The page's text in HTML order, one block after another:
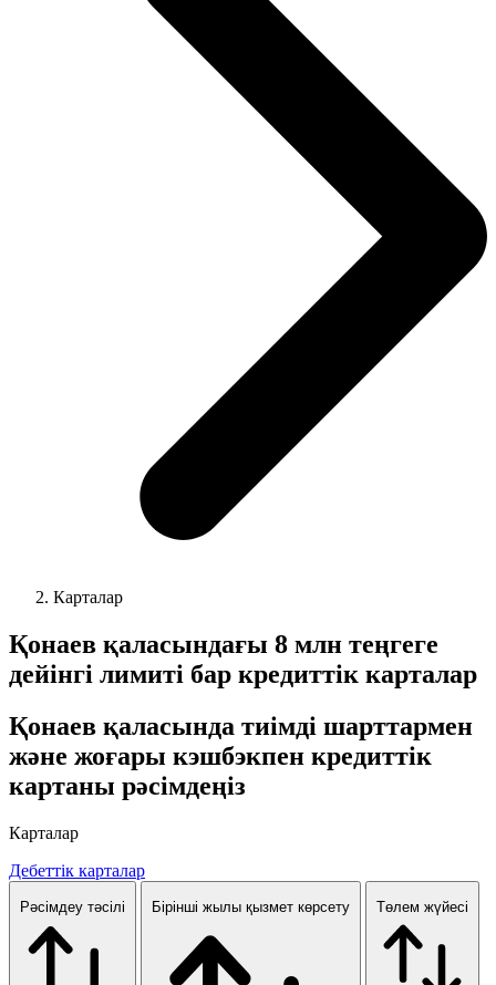
Карталар
Қонаев қаласындағы 8 млн теңгеге
дейінгі лимиті бар кредиттік карталар
Қонаев қаласында тиімді шарттармен
және жоғары кэшбэкпен кредиттік
картаны рәсімдеңіз
Карталар
Дебеттік карталар
Рәсімдеу тәсілі Бірінші жылы қызмет көрсету Төлем жүйесі